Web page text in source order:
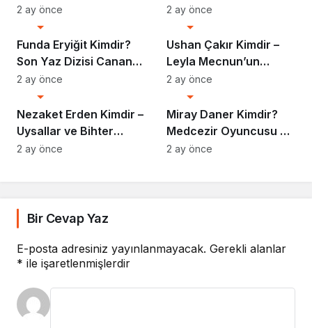
Selim Hakkında Her
2 ay önce
Dizisinin Unutulmaz
Iska’sı
2 ay önce
Funda Eryiğit Kimdir?
Son Yaz Dizisi Canan
Karakteri ve Başarı
Dolu Kariyeri
Biyografi
2 ay önce
Ushan Çakır Kimdir –
Leyla Mecnun’un
Arda’sı Hakkında Her
Biyografi
2 ay önce
Nezaket Erden Kimdir –
Uysallar ve Bihter
Projeleriyle Parlayan
Biyografi
2 ay önce
Miray Daner Kimdir?
Medcezir Oyuncusu ve
Başarılı Kariyeri
Biyografi
2 ay önce
Bir Cevap Yaz
E-posta adresiniz yayınlanmayacak. Gerekli alanlar
* ile işaretlenmişlerdir